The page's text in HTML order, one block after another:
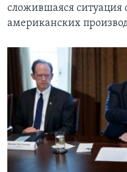
сложившаяся ситуация
американских